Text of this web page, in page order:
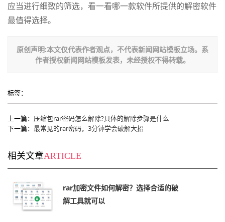
应当进行细致的筛选，看一看哪一款软件所提供的解密软件
最值得选择。
原创声明:本文仅代表作者观点，不代表新闻网站模板立场。系
作者授权新闻网站模板发表，未经授权不得转载。
标签：
上一篇： 压缩包rar密码怎么解除?具体的解除步骤是什么
下一篇： 最常见的rar密码，3分钟学会破解大招
相关文章ARTICLE
rar加密文件如何解密？选择合适的破
解工具就可以